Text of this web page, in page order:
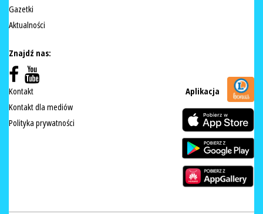
Gazetki
Aktualności
Znajdź nas:
Kontakt
Kontakt dla mediów
Polityka prywatności
Aplikacja